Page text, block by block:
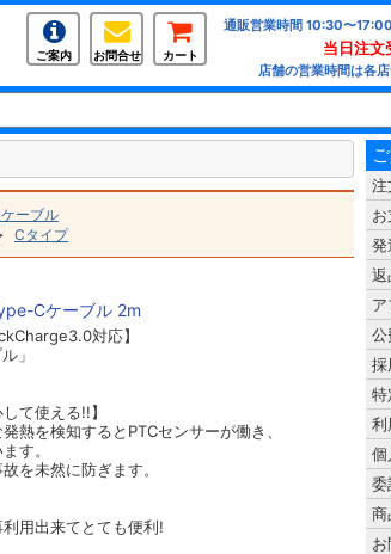
ご案内 お問合せ カート
通販営業時間 10:30〜
当日注文
店舗の営業時間は各
ーブル
Cタイプ
Cケーブル 2m
対応】
」
て使える!!】
熱を検知するとPTCセンサーが働き、
す。
を未然に防ぎます。
用出来てとても便利!
注
発
返
公
採
特
利
個
委
商